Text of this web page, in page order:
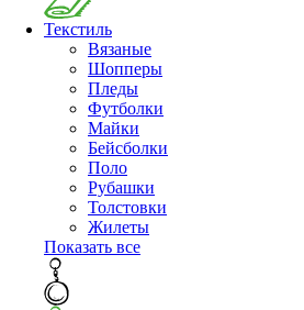
Текстиль
Вязаные
Шопперы
Пледы
Футболки
Майки
Бейсболки
Поло
Рубашки
Толстовки
Жилеты
Показать все